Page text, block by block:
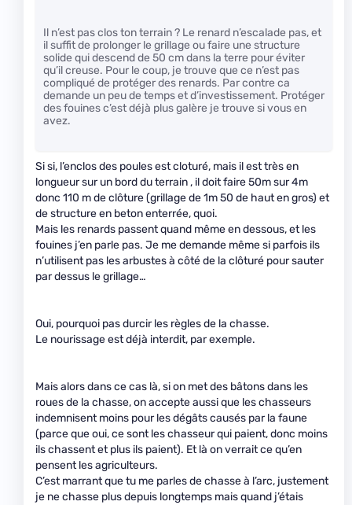
Il n’est pas clos ton terrain ? Le renard n’escalade pas, et
il suffit de prolonger le grillage ou faire une structure
solide qui descend de 50 cm dans la terre pour éviter
qu’il creuse. Pour le coup, je trouve que ce n’est pas
compliqué de protéger des renards. Par contre ca
demande un peu de temps et d’investissement. Protéger
des fouines c’est déjà plus galère je trouve si vous en
avez.
Si si, l’enclos des poules est cloturé, mais il est très en
longueur sur un bord du terrain , il doit faire 50m sur 4m
donc 110 m de clôture (grillage de 1m 50 de haut en gros) et
de structure en beton enterrée, quoi.
Mais les renards passent quand même en dessous, et les
fouines j’en parle pas. Je me demande même si parfois ils
n’utilisent pas les arbustes à côté de la clôturé pour sauter
par dessus le grillage…
Oui, pourquoi pas durcir les règles de la chasse.
Le nourissage est déjà interdit, par exemple.
Mais alors dans ce cas là, si on met des bâtons dans les
roues de la chasse, on accepte aussi que les chasseurs
indemnisent moins pour les dégâts causés par la faune
(parce que oui, ce sont les chasseur qui paient, donc moins
ils chassent et plus ils paient). Et là on verrait ce qu’en
pensent les agriculteurs.
C’est marrant que tu me parles de chasse à l’arc, justement
je ne chasse plus depuis longtemps mais quand j’étais